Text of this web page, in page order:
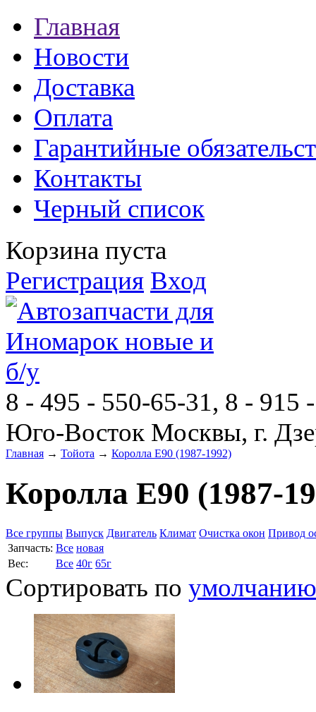
Главная
Новости
Доставка
Оплата
Гарантийные
Контакты
Черный список
Корзина пуста
Регистрация Вход
8 - 495 - 550-65-31, 8 - 915
Юго-Восток Москвы, г.
Главная → Тойота → Королла E90 (1987-1992)
Королла E90 (1987-
Все группы Выпуск Двигатель Климат Очистка окон Привод
Запчасть: Все новая
Вес:
Все 40г 65г
Сортировать по умолчанию